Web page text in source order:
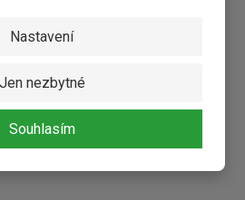
Nastavení
Jen nezbytné
Souhlasím
Zavřeno
NÁS